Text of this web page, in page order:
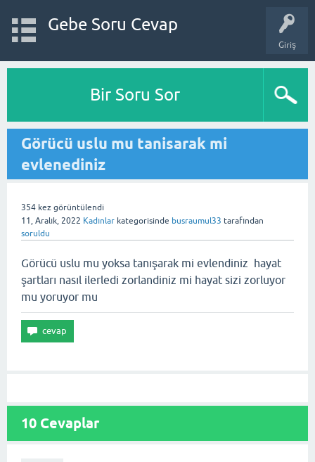
Giriş
Gebe Soru Cevap
Bir Soru Sor
Görücü uslu mu tanisarak mi
evlenediniz
354 kez görüntülendi
11, Aralık, 2022 Kadınlar kategorisinde busraumul33 tarafından
soruldu
Görücü uslu mu yoksa tanışarak mi evlendiniz hayat
şartları nasıl ilerledi zorlandiniz mi hayat sizi zorluyor
mu yoruyor mu
10 Cevaplar